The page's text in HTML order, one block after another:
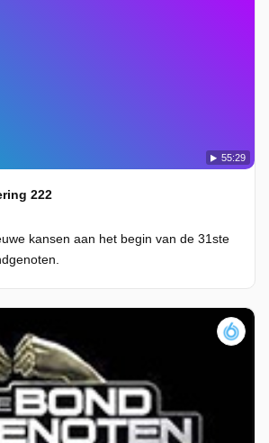
55:29
222
kansen aan het begin van de 31ste